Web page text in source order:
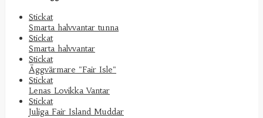
Stickat
Smarta halvvantar tunna
Stickat
Smarta halvvantar
Stickat
Äggvärmare "Fair Isle"
Stickat
Lenas Lovikka Vantar
Stickat
Juliga Fair Island Muddar